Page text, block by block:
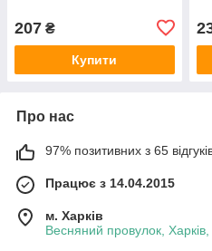
207 ₴
Купити
Про нас
97% позитивних з 65
Працює з 14.04.2015
м. Харків
Весняний провулок, Харків,